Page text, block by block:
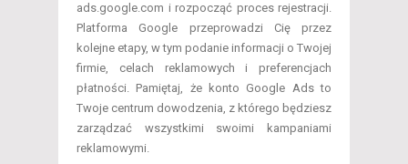
ads.google.com i rozpocząć proces rejestracji.
Platforma Google przeprowadzi Cię przez
kolejne etapy, w tym podanie informacji o Twojej
firmie, celach reklamowych i preferencjach
płatności. Pamiętaj, że konto Google Ads to
Twoje centrum dowodzenia, z którego będziesz
zarządzać wszystkimi swoimi kampaniami
reklamowymi.